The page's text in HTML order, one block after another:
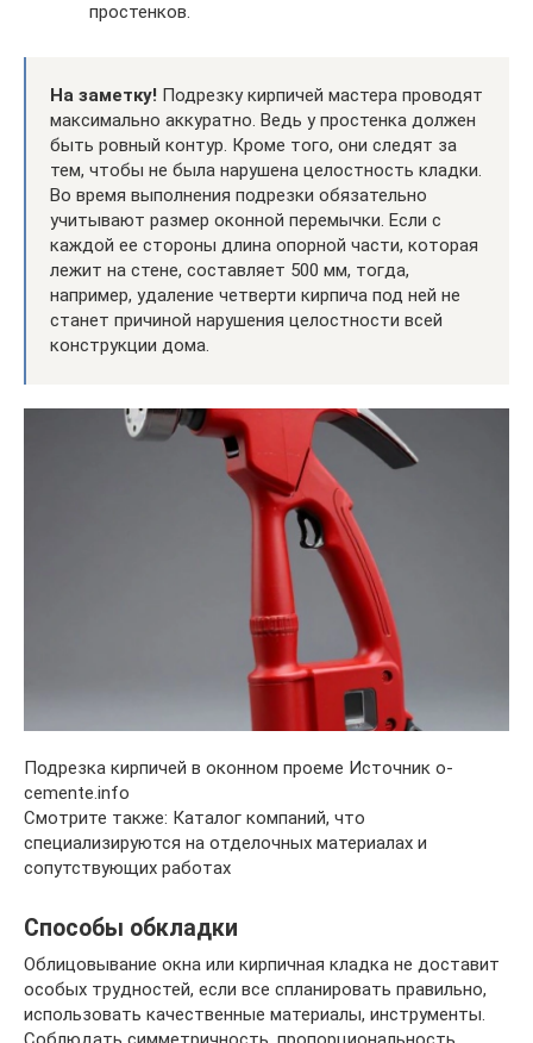
простенков.
На заметку! Подрезку кирпичей мастера проводят
максимально аккуратно. Ведь у простенка должен
быть ровный контур. Кроме того, они следят за
тем, чтобы не была нарушена целостность кладки.
Во время выполнения подрезки обязательно
учитывают размер оконной перемычки. Если с
каждой ее стороны длина опорной части, которая
лежит на стене, составляет 500 мм, тогда,
например, удаление четверти кирпича под ней не
станет причиной нарушения целостности всей
конструкции дома.
Подрезка кирпичей в оконном проеме Источник o-
cemente.info
Смотрите также: Каталог компаний, что
специализируются на отделочных материалах и
сопутствующих работах
Способы обкладки
Облицовывание окна или кирпичная кладка не доставит
особых трудностей, если все спланировать правильно,
использовать качественные материалы, инструменты.